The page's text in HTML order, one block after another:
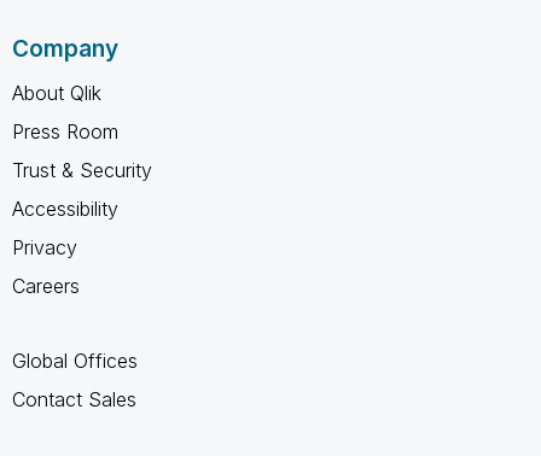
Company
About Qlik
Press Room
Trust & Security
Accessibility
Privacy
Careers
Global Offices
Contact Sales